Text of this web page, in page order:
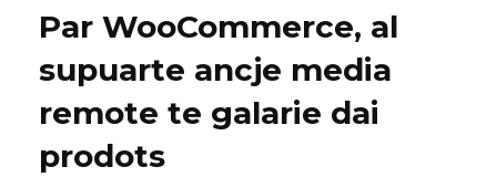
Par WooCommerce, al
supuarte ancje media
remote te galarie dai
prodots